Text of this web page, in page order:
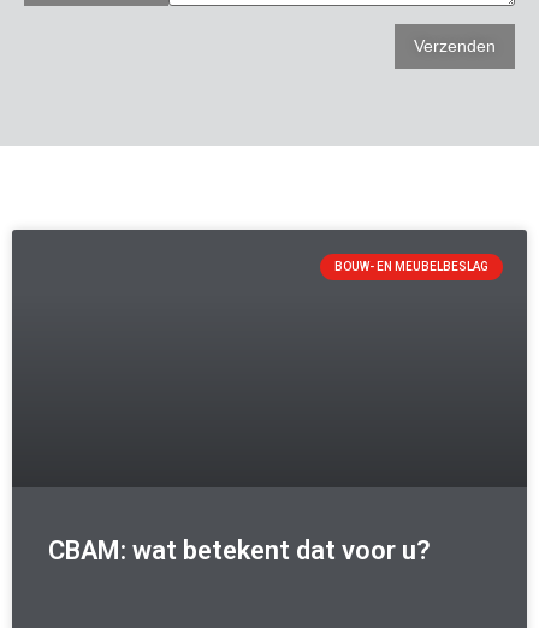
BOUW- EN MEUBELBESLAG
CBAM: wat betekent dat voor u?